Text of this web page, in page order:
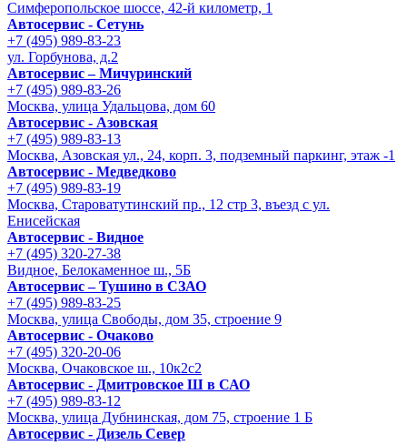
Симферопольское шоссе, 42-й километр, 1
Автосервис - Сетунь
+7 (495) 989-83-23
ул. Горбунова, д.2
Автосервис – Мичуринский
+7 (495) 989-83-26
Москва, улица Удальцова, дом 60
Автосервис - Азовская
+7 (495) 989-83-13
Москва, Азовская ул., 24, корп. 3, подземный паркинг, этаж -1
Автосервис - Медведково
+7 (495) 989-83-19
Москва, Староватутинский пр., 12 стр 3, въезд с ул.
Енисейская
Автосервис - Видное
+7 (495) 320-27-38
Видное, Белокаменное ш., 5Б
Автосервис – Тушино в СЗАО
+7 (495) 989-83-25
Москва, улица Свободы, дом 35, строение 9
Автосервис - Очаково
+7 (495) 320-20-06
Москва, Очаковское ш., 10к2с2
Автосервис - Дмитровское Ш в САО
+7 (495) 989-83-12
Москва, улица Дубнинская, дом 75, строение 1 Б
Автосервис - Дизель Север